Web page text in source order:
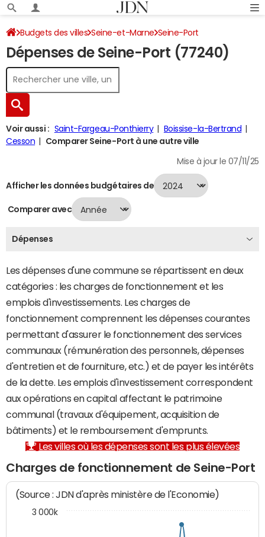
Budgets des villes Seine-et-Marne Seine-Port
Dépenses 2024
Dépenses de Seine-Port (77240)
Voir aussi : Saint-Fargeau-Ponthierry
Boissise-la-Bertrand
Cesson
Comparer Seine-Port à une autre ville
Mise à jour le 07/11/25
Afficher les données budgétaires de
Comparer avec
Dépenses
Les dépenses d'une commune se répartissent en deux
catégories : les charges de fonctionnement et les
emplois d'investissements. Les charges de
fonctionnement comprennent les dépenses courantes
permettant d'assurer le fonctionnement des services
communaux (rémunération des personnels, dépenses
d'entretien et de fourniture, etc.) et de payer les intérêts
de la dette. Les emplois d'investissement correspondent
aux opérations en capital affectant le patrimoine
communal (travaux d'équipement, acquisition de
bâtiments) et le remboursement d'emprunts.
Les villes où les dépenses sont les plus élevées
Charges de fonctionnement de Seine-Port
(Source : JDN d'après ministère de l'Economie)
3 000k